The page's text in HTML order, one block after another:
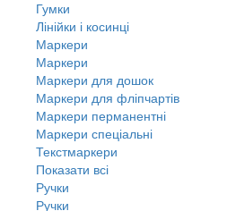
Гумки
Лінійки і косинці
Маркери
Маркери
Маркери для дошок
Маркери для фліпчартів
Маркери перманентні
Маркери спеціальні
Текстмаркери
Показати всі
Ручки
Ручки